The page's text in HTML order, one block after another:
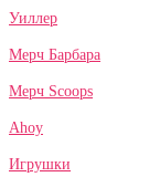
Уиллер
Мерч Барбара
Мерч Scoops
Ahoy
Игрушки